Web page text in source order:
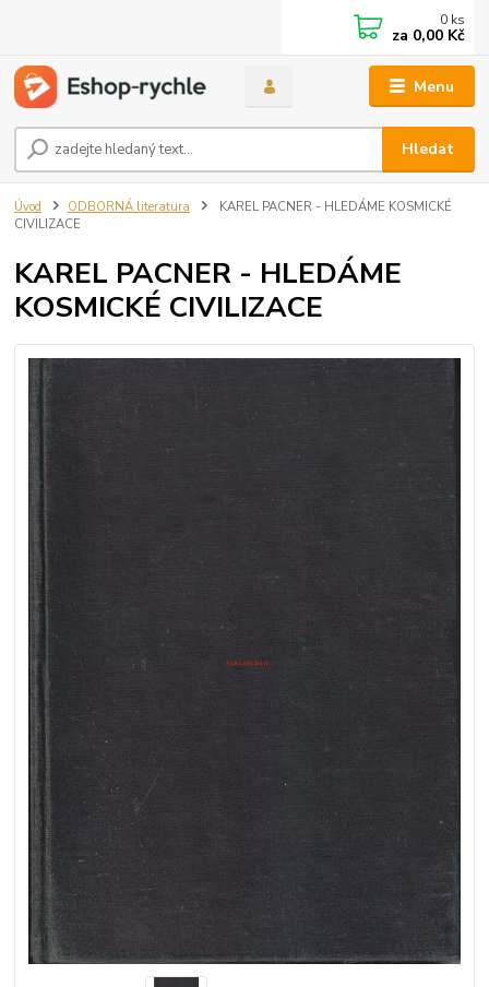
Menu
Hledat
0 ks
za 0,00 Kč
Úvod ODBORNÁ literatura
KAREL PACNER - HLEDÁME KOSMICKÉ
CIVILIZACE
KAREL PACNER - HLEDÁME
KOSMICKÉ CIVILIZACE